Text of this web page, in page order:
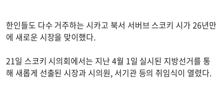
한인들도 다수 거주하는 시카고 북서 서버브 스코키 시가 26년만
에 새로운 시장을 맞이했다.
21일 스코키 시의회에서는 지난 4월 1일 실시된 지방선거를 통
해 새롭게 선출된 시장과 시의원, 서기관 등의 취임식이 열렸다.